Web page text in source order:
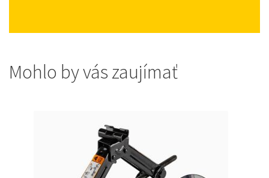
Mohlo by vás zaujímať